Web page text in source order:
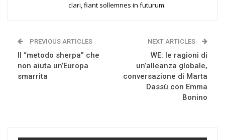
clari, fiant sollemnes in futurum.
PREVIOUS ARTICLES
Il “metodo sherpa” che
non aiuta un’Europa
smarrita
NEXT ARTICLES
WE: le ragioni di
un’alleanza globale,
conversazione di Marta
Dassù con Emma
Bonino